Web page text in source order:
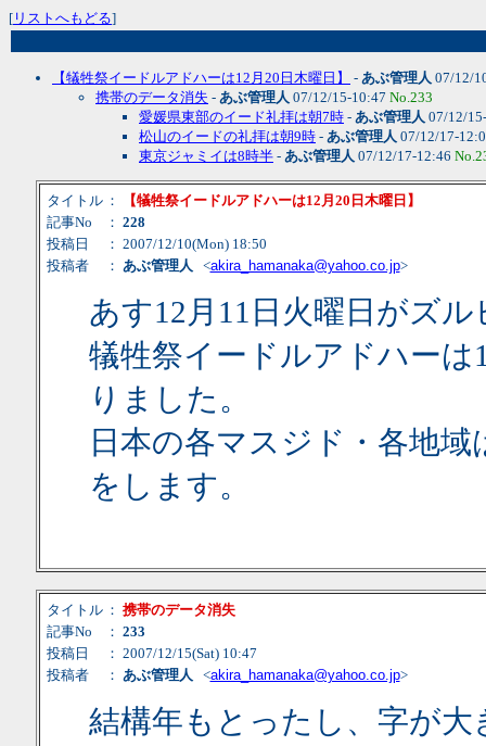
[ リストへもどる]
【犠牲祭イードルアドハーは12月20日木曜日】 - あぶ管理人 07/12/
携帯のデータ消失 - あぶ管理人 07/12/15-10:47 No.233
愛媛県東部のイード礼拝は朝7時 - あぶ管理人 07/12/
松山のイードの礼拝は朝9時 - あぶ管理人 07/12/17-
東京ジャミイは8時半 - あぶ管理人 07/12/17-12:46
タイトル ：
【犠牲祭イードルアドハーは12月20日木曜日】
記事No
： 228
投稿日
： 2007/12/10(Mon) 18:50
投稿者
： あぶ管理人 <akira_hamanaka@yahoo.co.jp>
あす12月11日火曜日がズ
犠牲祭イードルアドハー
りました。
日本の各マスジド・各地
をします。
タイトル ： 携帯のデータ消失
記事No
： 233
投稿日
： 2007/12/15(Sat) 10:47
投稿者
： あぶ管理人 <akira_hamanaka@yahoo.co.jp>
結構年もとったし、字が